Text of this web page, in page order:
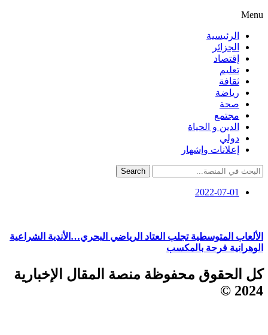
Menu
الرئيسية
الجزائر
إقتصاد
تعليم
ثقافة
رياضة
صحة
مجتمع
الدين و الحياة
دولي
إعلانات وإشهار
Search
2022-07-01
الألعاب المتوسطية تجلب العتاد الرياضي البحري…الأندية الشراعية
الوهرانية فرحة بالمكسب
كل الحقوق محفوظة منصة المقال الإخبارية
2024 ©